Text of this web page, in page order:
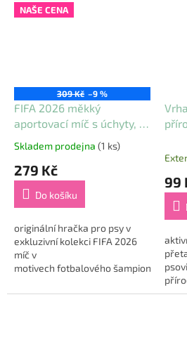
rozměry: 26 cm...
NAŠE CENA
309 Kč –9 %
FIFA 2026 měkký
aportovací míč s úchyty, 12
cm, bílá/barevná/černá -
LIMITOVANÁ NABÍDKA
Průměrné
produktu
5,0
5
hvězdiček.
Skladem prodejna (1 ks)
279 Kč
Do košíku
originální hračka pro psy v
exkluzivní kolekci FIFA 2026
míč v
motivech fotbalového šampionátu
úchopu pevný strukturovaný
Dog
99